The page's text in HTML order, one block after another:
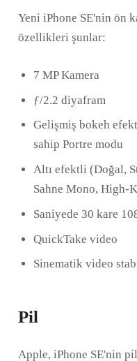
Yeni iPhone SE'nin ön
özellikleri şunlar:
7 MP Kamera
ƒ/2.2 diyafram
Gelişmiş bokeh
sahip Portre modu
Altı efektli (Doğal,
Sahne Mono, High-
Saniyede 30 kare
QuickTake video
Sinematik video
Pil
Apple, iPhone SE'nin